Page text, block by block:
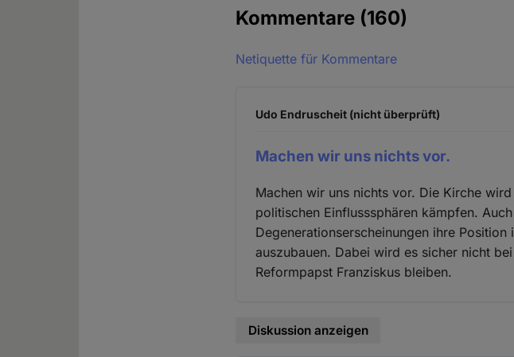
Kommentare (160)
Netiquette für Kommentare
Udo Endruscheit (nicht überprüft)
Machen wir uns nichts vor.
Machen wir uns nichts vor. Die Kirche
politischen Einflusssphären kämpfen.
Degenerationserscheinungen ihre
auszubauen. Dabei wird es sicher nicht
Reformpapst Franziskus bleiben.
Diskussion anzeigen